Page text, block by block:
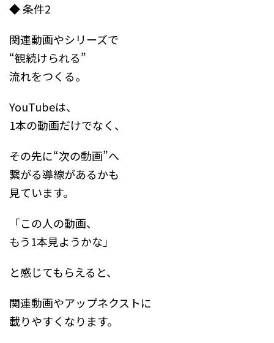
◆ 条件2
関連動画やシリーズで
“観続けられる”
流れをつくる。
YouTubeは、
1本の動画だけでなく、
その先に“次の動画”へ
繋がる導線があるかも
見ています。
「この人の動画、
もう1本見ようかな」
と感じてもらえると、
関連動画やアップネクストに
載りやすくなります。